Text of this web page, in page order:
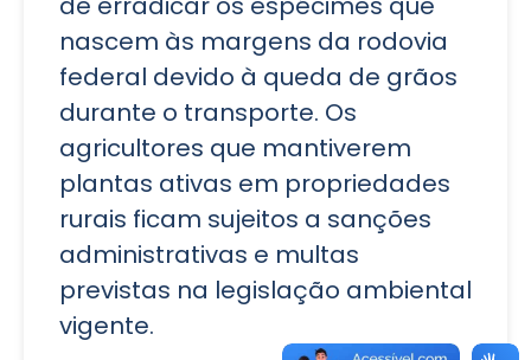
nascem às margens da rodovia
federal devido à queda de grãos
durante o transporte. Os
agricultores que mantiverem
plantas ativas em propriedades
rurais ficam sujeitos a sanções
administrativas e multas
previstas na legislação ambiental
vigente.